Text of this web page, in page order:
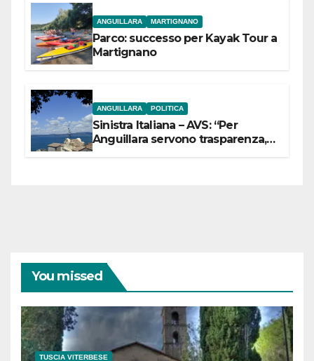
ANGUILLARA MARTIGNANO
Parco: successo per Kayak Tour a
Martignano
ANGUILLARA POLITICA
Sinistra Italiana – AVS: “Per
Anguillara servono trasparenza,
You missed
TUSCIA VITERBESE